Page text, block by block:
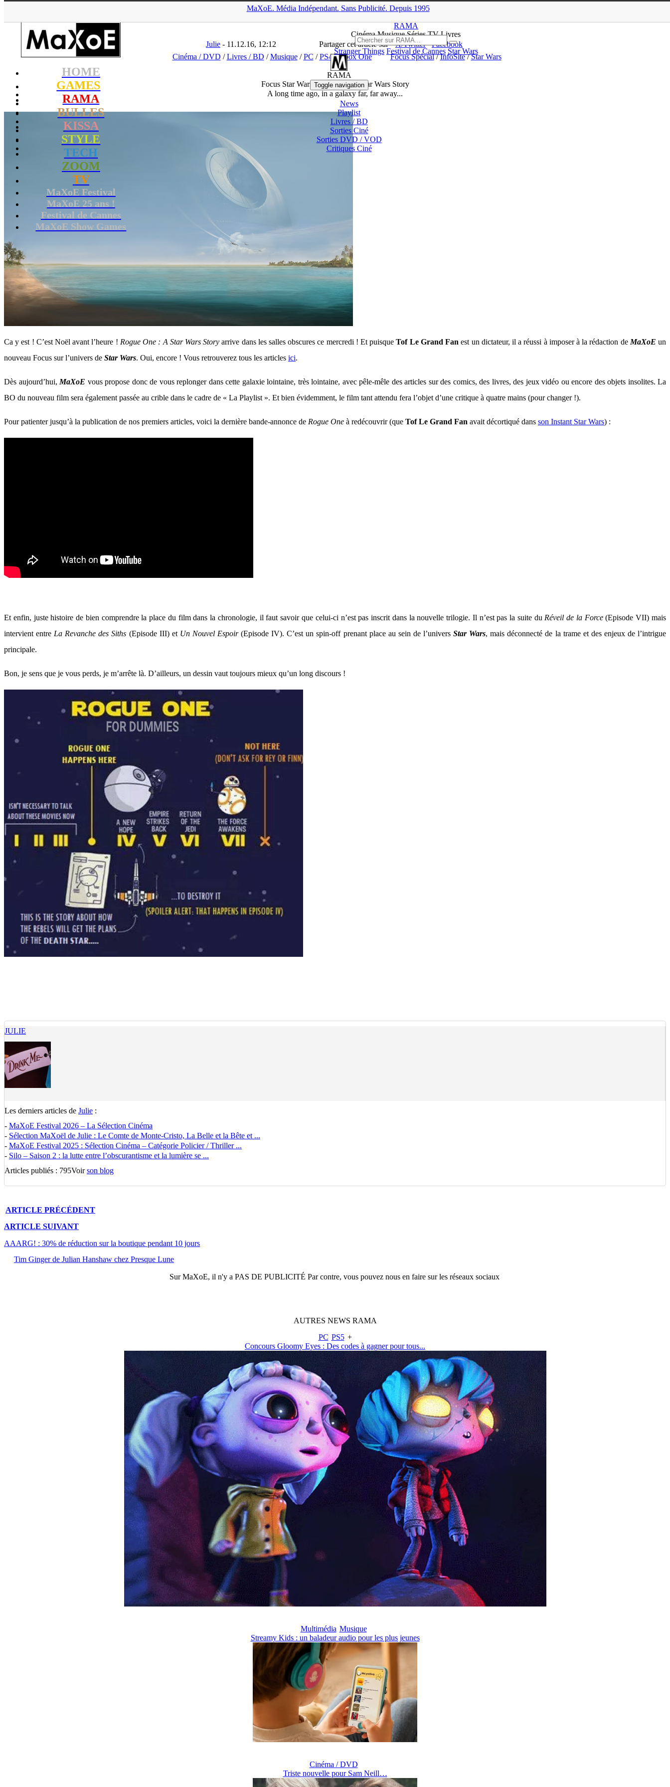
MaXoE. Média Indépendant. Sans Publicité. Depuis 1995
HOME
GAMES
RAMA
BULLES
KISSA
STYLE
TECH
ZOOM
TV
MaXoE Festival
MaXoE 25 ans !
Festival de Cannes
MaXoE Show Games
RAMA
CinémaMusique SériesTVLivres
Stranger Things Festival de Cannes Star Wars
RAMA
Toggle navigation
News
Playlist
Livres / BD
Sorties Ciné
Sorties DVD / VOD
CritiquesCiné
▲
Julie - 11.12.16, 12:12 Partager cet article sur X/Twitter
Facebook
Cinéma / DVD /Livres / BD /Musique/PC /PS4/Xbox One Focus Spécial/InfoSite/Star Wars
Focus Star Wars (encore !) – A Star Wars Story
A long time ago, in a galaxy far, far away...
Ca y est ! C’est Noël avant l’heure ! Rogue One : A Star Wars Story arrive dans les salles obscures ce mercredi ! Et puisqueTof Le Grand Fan est un dictateur, il a réussi à imposer à la rédaction de MaXoE un
nouveau Focus sur l’univers de Star Wars. Oui, encore ! Vous retrouverez tous les articles ici.
Dès aujourd’hui, MaXoE vous propose donc de vous replonger dans cette galaxie lointaine, très lointaine, avec pêle-mêle des articles sur des comics, des livres, des jeux vidéo ou encore des objets insolites. La
BO du nouveau film sera également passée au crible dans le cadre de « La Playlist ». Et bien évidemment, le film tant attendu fera l’objet d’une critique à quatre mains (pour changer !).
Pour patienter jusqu’à la publication de nos premiers articles, voici la dernière bande-annonce de Rogue One à redécouvrir (que Tof Le Grand Fan avait décortiqué dans son Instant Star Wars) :
Et enfin, juste histoire de bien comprendre la place du film dans la chronologie, il faut savoir que celui-ci n’est pas inscrit dans la nouvelle trilogie. Il n’est pas la suite du Réveil de la Force(Episode VII) mais
intervient entre La Revanche des Siths (Episode III) et Un Nouvel Espoir(Episode IV). C’est un spin-off prenant place au sein de l’universStar Wars, mais déconnecté de la trame et des enjeux de l’intrigue
principale.
Bon, je sens que je vous perds, je m’arrête là. D’ailleurs, un dessin vaut toujours mieux qu’un long discours !
JULIE
Les derniers articles de Julie :
- MaXoE Festival 2026 – La Sélection Cinéma
- Sélection MaXoël de Julie : Le Comte de Monte-Cristo, La Belle et la Bête et ...
- MaXoE Festival 2025 : Sélection Cinéma – Catégorie Policier / Thriller ...
- Silo – Saison 2 : la lutte entre l’obscurantisme et la lumière se ...
Articles publiés : 795Voirson blog
ARTICLE PRÉCÉDENT
ARTICLE SUIVANT
AAARG! : 30% de réduction sur la boutique pendant 10 jours
Tim Ginger de Julian Hanshaw chez Presque Lune
SurMaXoE, il n'y a PAS DE PUBLICITÉ Par contre, vous pouvez nous en faire sur les réseaux sociaux
AUTRES NEWS RAMA
PC PS5 +
Concours Gloomy Eyes : Des codes à gagner pour tous...
Multimédia Musique
Streamy Kids : un baladeur audio pour les plus jeunes
Cinéma / DVD
Triste nouvelle pour Sam Neill…